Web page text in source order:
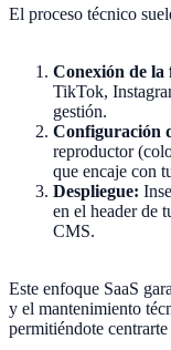
El proceso técnico
Conexión de la
TikTok,
gestión.
Configuración
reproductor
que encaje con
Despliegue:
en el header de
CMS.
Este enfoque SaaS
y el mantenimiento
permitiéndote